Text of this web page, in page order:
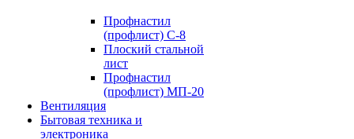
Профнастил
(профлист) С-8
Плоский стальной
лист
Профнастил
(профлист) МП-20
Вентиляция
Бытовая техника и
электроника